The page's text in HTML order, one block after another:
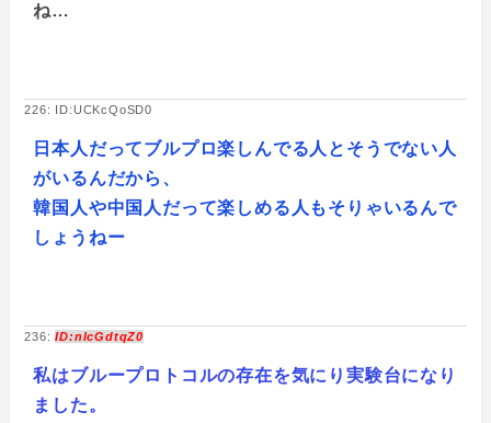
ね…
226: ID:UCKcQoSD0
日本人だってブルプロ楽しんでる人とそうでない人
がいるんだから、
韓国人や中国人だって楽しめる人もそりゃいるんで
しょうねー
236:ID:nIcGdtqZ0
私はブループロトコルの存在を気にり実験台になり
ました。